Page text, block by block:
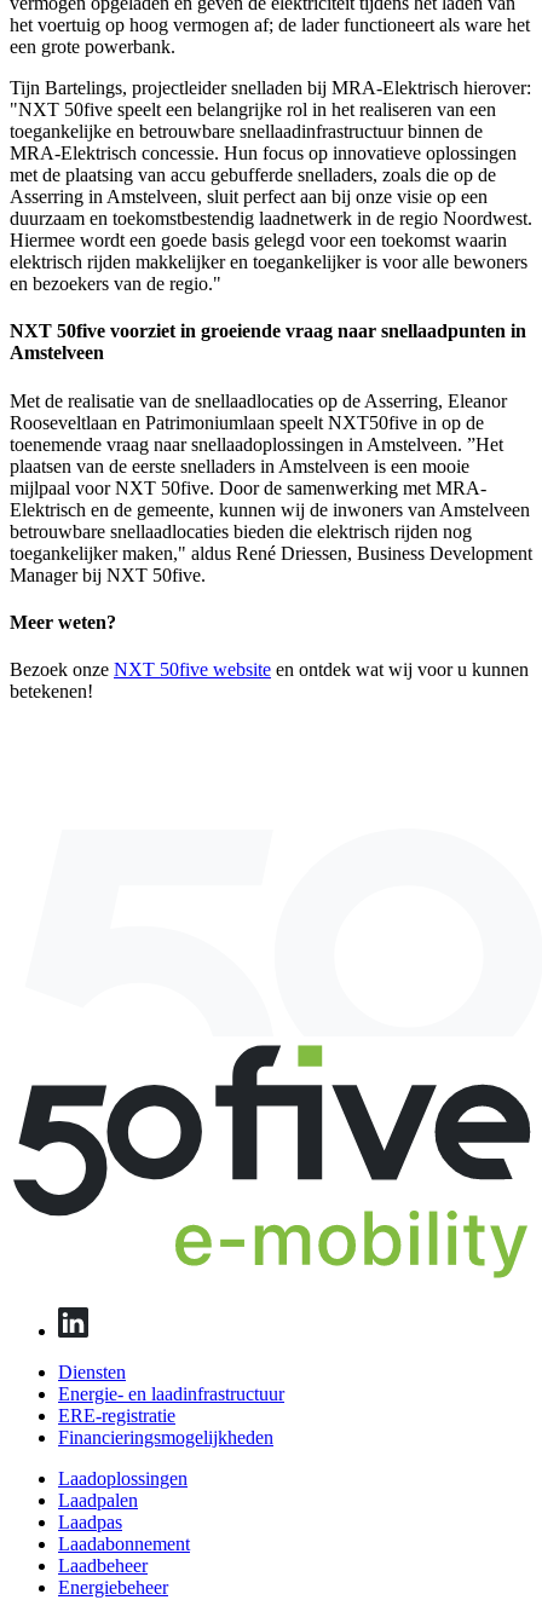
het voertuig op hoog vermogen af; de lader functioneert als ware het
een grote powerbank.
Tijn Bartelings, projectleider snelladen bij MRA-Elektrisch hierover:
"NXT 50five speelt een belangrijke rol in het realiseren van een
toegankelijke en betrouwbare snellaadinfrastructuur binnen de
MRA-Elektrisch concessie. Hun focus op innovatieve oplossingen
met de plaatsing van accu gebufferde snelladers, zoals die op de
Asserring in Amstelveen, sluit perfect aan bij onze visie op een
duurzaam en toekomstbestendig laadnetwerk in de regio Noordwest.
Hiermee wordt een goede basis gelegd voor een toekomst waarin
elektrisch rijden makkelijker en toegankelijker is voor alle bewoners
en bezoekers van de regio."
NXT 50five voorziet in groeiende vraag naar snellaadpunten in
Amstelveen
Met de realisatie van de snellaadlocaties op de Asserring, Eleanor
Rooseveltlaan en Patrimoniumlaan speelt NXT50five in op de
toenemende vraag naar snellaadoplossingen in Amstelveen. ”Het
plaatsen van de eerste snelladers in Amstelveen is een mooie
mijlpaal voor NXT 50five. Door de samenwerking met MRA-
Elektrisch en de gemeente, kunnen wij de inwoners van Amstelveen
betrouwbare snellaadlocaties bieden die elektrisch rijden nog
toegankelijker maken," aldus René Driessen, Business Development
Manager bij NXT 50five.
Meer weten?
Bezoek onze NXT 50five website en ontdek wat wij voor u kunnen
betekenen!
Diensten
Energie- en laadinfrastructuur
ERE-registratie
Financierings­mogelijkheden
Laadoplossingen
Laadpalen
Laadpas
Laadabonnement
Laadbeheer
Energiebeheer